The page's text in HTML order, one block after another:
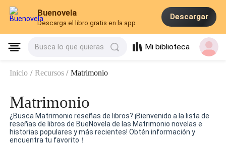
Buenovela
Descarga el libro gratis en la app
Descargar
Busca lo que quieras Mi biblioteca
Inicio / Recursos / Matrimonio
Matrimonio
¿Busca Matrimonio reseñas de libros? ¡Bienvenido a la lista de
reseñas de libros de BueNovela de las Matrimonio novelas e
historias populares y más recientes! Obtén información y
encuentra tu favorito！